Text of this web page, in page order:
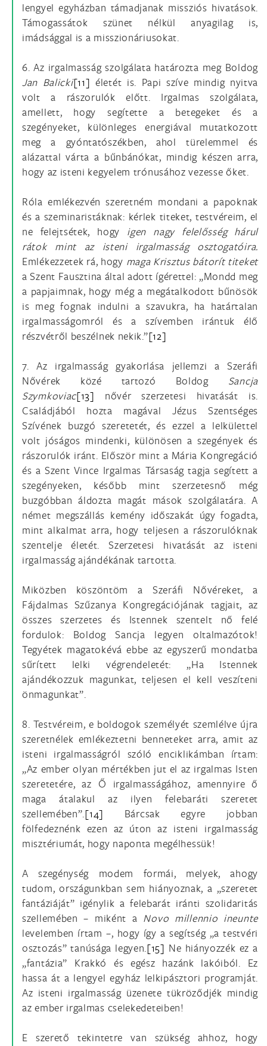
lengyel egyházban támadjanak missziós hivatások.
Támogassátok szünet nélkül anyagilag is,
imádsággal is a misszionáriusokat.
6. Az irgalmasság szolgálata határozta meg Boldog
Jan Balicki[11] életét is. Papi szíve mindig nyitva
volt a rászorulók előtt. Irgalmas szolgálata,
amellett, hogy segítette a betegeket és a
szegényeket, különleges energiával mutatkozott
meg a gyóntatószékben, ahol türelemmel és
alázattal várta a bűnbánókat, mindig készen arra,
hogy az isteni kegyelem trónusához vezesse őket.
Róla emlékezvén szeretném mondani a papoknak
és a szeminaristáknak: kérlek titeket, testvéreim, el
ne felejtsétek, hogy igen nagy felelősség hárul
rátok mint az isteni irgalmasság osztogatóira.
Emlékezzetek rá, hogy maga Krisztus bátorít titeket
a Szent Fausztina által adott ígérettel: „Mondd meg
a papjaimnak, hogy még a megátalkodott bűnösök
is meg fognak indulni a szavukra, ha határtalan
irgalmasságomról és a szívemben irántuk élő
részvétről beszélnek nekik.”[12]
7. Az irgalmasság gyakorlása jellemzi a Szeráfi
Nővérek közé tartozó Boldog Sancja
Szymkoviac[13] nővér szerzetesi hivatását is.
Családjából hozta magával Jézus Szentséges
Szívének buzgó szeretetét, és ezzel a lelkülettel
volt jóságos mindenki, különösen a szegények és
rászorulók iránt. Először mint a Mária Kongregáció
és a Szent Vince Irgalmas Társaság tagja segített a
szegényeken, később mint szerzetesnő még
buzgóbban áldozta magát mások szolgálatára. A
német megszállás kemény időszakát úgy fogadta,
mint alkalmat arra, hogy teljesen a rászorulóknak
szentelje életét. Szerzetesi hivatását az isteni
irgalmasság ajándékának tartotta.
Miközben köszöntöm a Szeráfi Nővéreket, a
Fájdalmas Szűzanya Kongregációjának tagjait, az
összes szerzetes és Istennek szentelt nő felé
fordulok: Boldog Sancja legyen oltalmazótok!
Tegyétek magatokévá ebbe az egyszerű mondatba
sűrített lelki végrendeletét: „Ha Istennek
ajándékozzuk magunkat, teljesen el kell veszíteni
önmagunkat”.
8. Testvéreim, e boldogok személyét szemlélve újra
szeretnélek emlékeztetni benneteket arra, amit az
isteni irgalmasságról szóló enciklikámban írtam:
„Az ember olyan mértékben jut el az irgalmas Isten
szeretetére, az Ő irgalmasságához, amennyire ő
maga átalakul az ilyen felebaráti szeretet
szellemében”.[14] Bárcsak egyre jobban
fölfedeznénk ezen az úton az isteni irgalmasság
misztériumát, hogy naponta megélhessük!
A szegénység modem formái, melyek, ahogy
tudom, országunkban sem hiányoznak, a „szeretet
fantáziáját” igénylik a felebarát iránti szolidaritás
szellemében – miként a Novo millennio ineunte
levelemben írtam –, hogy így a segítség „a testvéri
osztozás” tanúsága legyen.[15] Ne hiányozzék ez a
„fantázia” Krakkó és egész hazánk lakóiból. Ez
hassa át a lengyel egyház lelkipásztori programját.
Az isteni irgalmasság üzenete tükröződjék mindig
az ember irgalmas cselekedeteiben!
E szerető tekintetre van szükség ahhoz, hogy